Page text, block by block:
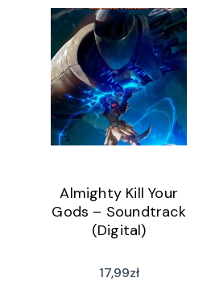
Almighty Kill Your
Gods – Soundtrack
(Digital)
17,99zł